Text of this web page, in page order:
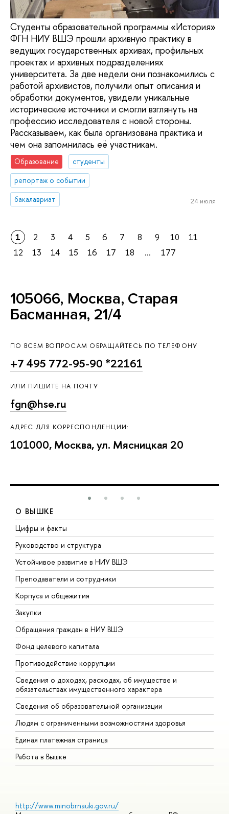
Студенты образовательной программы «История»
ФГН НИУ ВШЭ прошли архивную практику в
ведущих государственных архивах, профильных
проектах и архивных подразделениях
университета. За две недели они познакомились с
работой архивистов, получили опыт описания и
обработки документов, увидели уникальные
исторические источники и смогли взглянуть на
профессию исследователя с новой стороны.
Рассказываем, как была организована практика и
чем она запомнилась её участникам.
Образование
студенты
репортаж о событии
бакалавриат
24 июля
1 2 3 4 5 6 7 8 9 10
11
12
13 14 15 16 17 18 ... 177
105066, Москва, Старая
Басманная, 21/4
ПО ВСЕМ ВОПРОСАМ ОБРАЩАЙТЕСЬ ПО ТЕЛЕФОНУ
+7 495 772-95-90 *22161
ИЛИ ПИШИТЕ НА ПОЧТУ
fgn@hse.ru
АДРЕС ДЛЯ КОРРЕСПОНДЕНЦИИ:
101000, Москва, ул. Мясницкая 20
О ВЫШКЕ
Цифры и факты
Руководство и структура
Устойчивое развитие в НИУ ВШЭ
Преподаватели и сотрудники
Корпуса и общежития
Закупки
Обращения граждан в НИУ ВШЭ
Фонд целевого капитала
Противодействие коррупции
Сведения о доходах, расходах, об имуществе и
обязательствах имущественного характера
Сведения об образовательной организации
Людям с ограниченными возможностями здоровья
Единая платежная страница
Работа в Вышке
http://www.minobrnauki.gov.ru/